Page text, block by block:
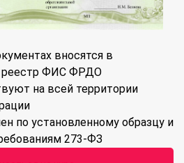
вносятся в
реестр ФИС ФРДО
на всей территории
по установленному образцу и
273-ФЗ